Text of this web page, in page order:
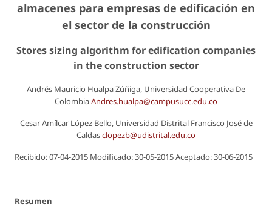
almacenes para empresas de edificación en
el sector de la construcción
Stores sizing algorithm for edification companies
in the construction sector
Andrés Mauricio Hualpa Zúñiga, Universidad Cooperativa De
ColombiaAndres.hualpa@campusucc.edu.co
Cesar Amílcar López Bello, Universidad Distrital Francisco José de
Caldasclopezb@udistrital.edu.co
Recibido: 07-04-2015 Modificado: 30-05-2015 Aceptado: 30-06-2015
Resumen